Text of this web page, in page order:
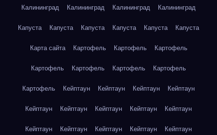
Калининград Калининград Калининград Калининград
Капуста Капуста Капуста Капуста Капуста Капуста
Карта сайта Картофель Картофель Картофель
Картофель Картофель Картофель Картофель
Картофель Кейптаун Кейптаун Кейптаун Кейптаун
Кейптаун Кейптаун Кейптаун Кейптаун Кейптаун
Кейптаун Кейптаун Кейптаун Кейптаун Кейптаун